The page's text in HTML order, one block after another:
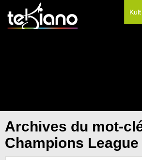
Kult
Archives du mot-
Champions League